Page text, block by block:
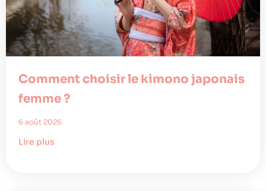
Comment choisir le kimono japonais
femme ?
6 août 2026
Lire plus